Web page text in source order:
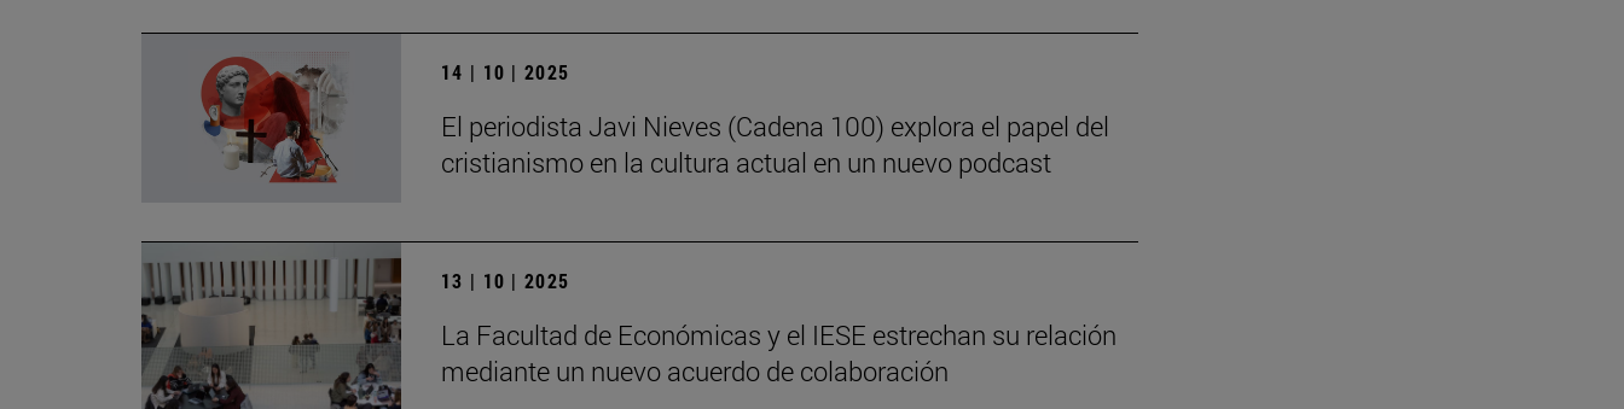
14 | 10 | 2025
El periodista Javi Nieves (Cadena 100) explora el papel del
cristianismo en la cultura actual en un nuevo podcast
13 | 10 | 2025
La Facultad de Económicas y el IESE estrechan su relación
mediante un nuevo acuerdo de colaboración